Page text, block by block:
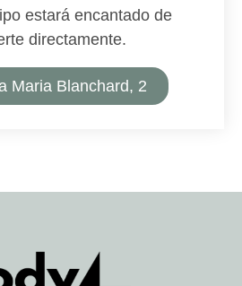
estará encantado de
directamente.
Maria Blanchard, 2